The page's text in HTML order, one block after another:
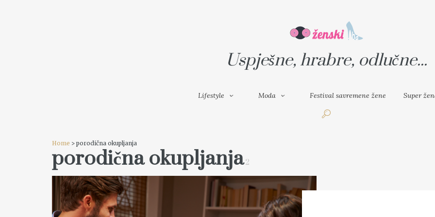
SUPER ŽENA
Uspješne, hrabre, odlučne...
Lifestyle Moda Festival savremene žene Super
Home > porodična okupljanja
porodična okupljanja2